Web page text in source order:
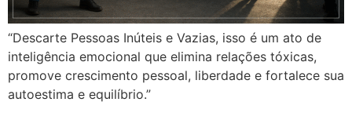
“Descarte Pessoas Inúteis e Vazias, isso é um ato de
inteligência emocional que elimina relações tóxicas,
promove crescimento pessoal, liberdade e fortalece sua
autoestima e equilíbrio.”